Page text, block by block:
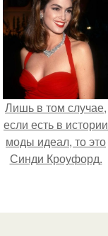
Лишь в том случае,
если есть в истории
моды идеал, то это
Синди Кроуфорд.